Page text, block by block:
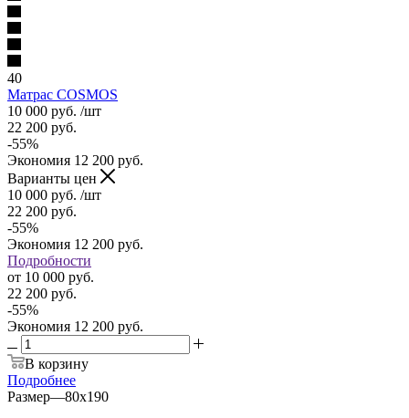
40
Матрас COSMOS
10 000 руб. /шт
22 200 руб.
-55%
Экономия 12 200 руб.
Варианты цен
10 000 руб. /шт
22 200 руб.
-55%
Экономия 12 200 руб.
Подробности
от 10 000 руб.
22 200 руб.
-55%
Экономия 12 200 руб.
В корзину
Подробнее
Размер—80x190